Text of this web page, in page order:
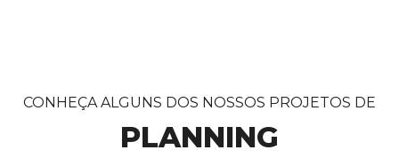
CONHEÇA ALGUNS DOS NOSSOS PROJETOS DE
PLANNING